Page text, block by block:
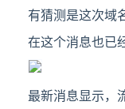
有猜测是这次域
在这个消息也已
最新消息显示，